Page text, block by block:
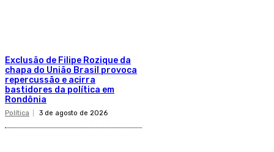
Exclusão de Filipe Rozique da
chapa do União Brasil provoca
repercussão e acirra
bastidores da política em
Rondônia
Política 3 de agosto de 2026